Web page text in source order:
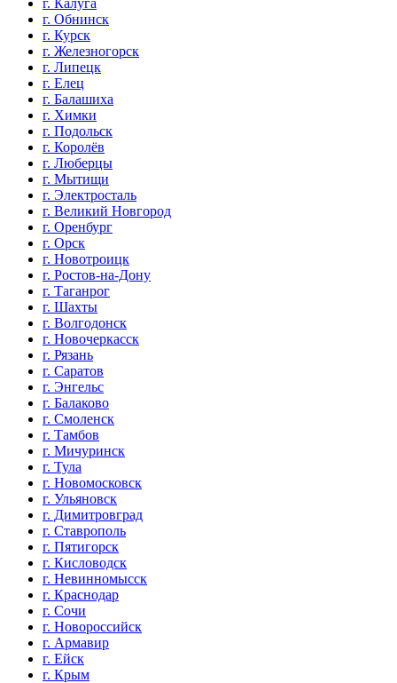
г. Калуга
г. Обнинск
г. Курск
г. Железногорск
г. Липецк
г. Елец
г. Балашиха
г. Химки
г. Подольск
г. Королёв
г. Люберцы
г. Мытищи
г. Электросталь
г. Великий Новгород
г. Оренбург
г. Орск
г. Новотроицк
г. Ростов-на-Дону
г. Таганрог
г. Шахты
г. Волгодонск
г. Новочеркасск
г. Рязань
г. Саратов
г. Энгельс
г. Балаково
г. Смоленск
г. Тамбов
г. Мичуринск
г. Тула
г. Новомосковск
г. Ульяновск
г. Димитровград
г. Ставрополь
г. Пятигорск
г. Кисловодск
г. Невинномысск
г. Краснодар
г. Сочи
г. Новороссийск
г. Армавир
г. Ейск
г. Крым